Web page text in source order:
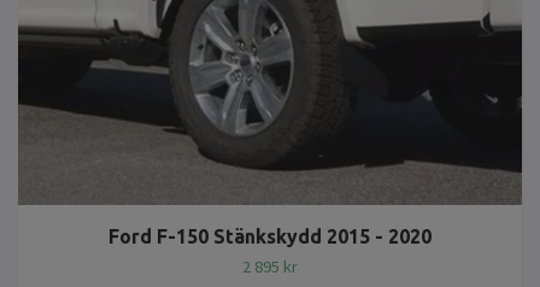
Ford F-150 Stänkskydd 2015 - 2020
2 895 kr